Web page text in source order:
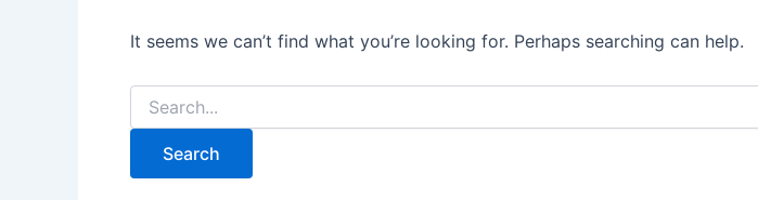
It seems we can’t find what you’re looking for. Perhaps searching can help.